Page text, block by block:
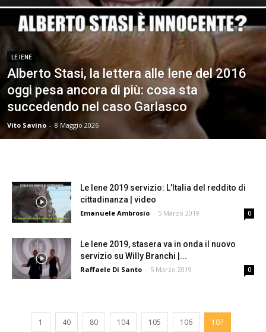
LE IENE
Alberto Stasi, la lettera alle Iene del 2016
oggi pesa ancora di più: cosa sta
succedendo nel caso Garlasco
Vito Savino - 8 Maggio 2026
Le Iene 2019 servizio: L’Italia del reddito di
cittadinanza | video
Emanuele Ambrosio - 5 Marzo 2019 0
Le Iene 2019, stasera va in onda il nuovo
servizio su Willy Branchi |...
Raffaele Di Santo - 5 Marzo 2019 0
1 40 80 104 105 106 107